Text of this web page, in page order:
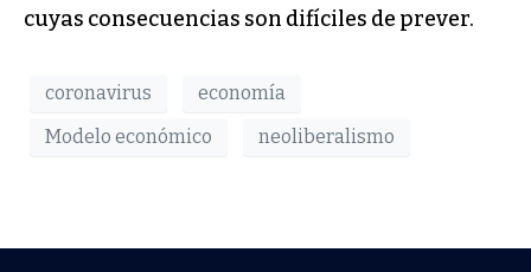
cuyas consecuencias son difíciles de prever.
coronavirus
economía
Modelo económico
neoliberalismo